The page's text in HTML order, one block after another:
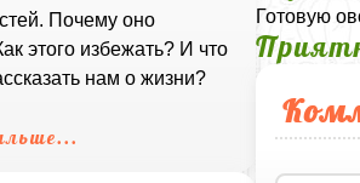
Почему оно
этого избежать? И что
нам о жизни?
Готовую